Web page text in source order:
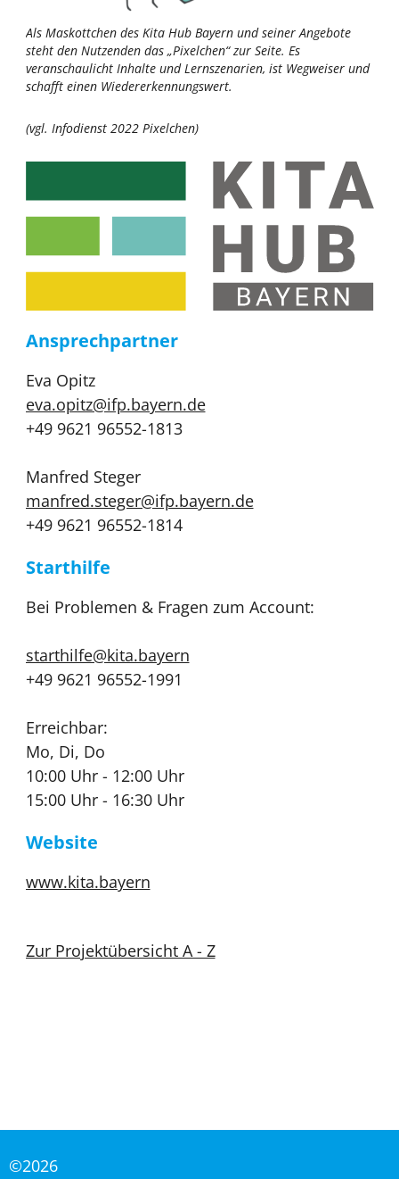
Als Maskottchen des Kita Hub Bayern und seiner Angebote
steht den Nutzenden das „Pixelchen“ zur Seite. Es
veranschaulicht Inhalte und Lernszenarien, ist Wegweiser und
schafft einen Wiedererkennungswert.
(vgl. Infodienst 2022 Pixelchen)
Ansprechpartner
Eva Opitz
eva.opitz@ifp.bayern.de
+49 9621 96552-1813
Manfred Steger
manfred.steger@ifp.bayern.de
+49 9621 96552-1814
Starthilfe
Bei Problemen & Fragen zum Account:
starthilfe@kita.bayern
+49 9621 96552-1991
Erreichbar:
Mo, Di, Do
10:00 Uhr - 12:00 Uhr
15:00 Uhr - 16:30 Uhr
Website
www.kita.bayern
Zur Projektübersicht A - Z
©2026